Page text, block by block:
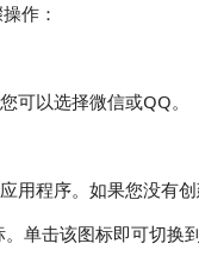
作：
可以选择微信或QQ。
程序。如果您没有
单击该图标即可切换